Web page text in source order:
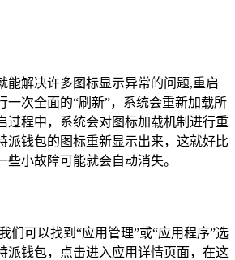
能解决许多图标显示异常的问题,重启
一次全面的“刷新”，系统会重新加载所
过程中，系统会对图标加载机制进行重
派钱包的图标重新显示出来，这就好比
小故障可能就会自动消失。
们可以找到“应用管理”或“应用程序”选
派钱包，点击进入应用详情页面，在这